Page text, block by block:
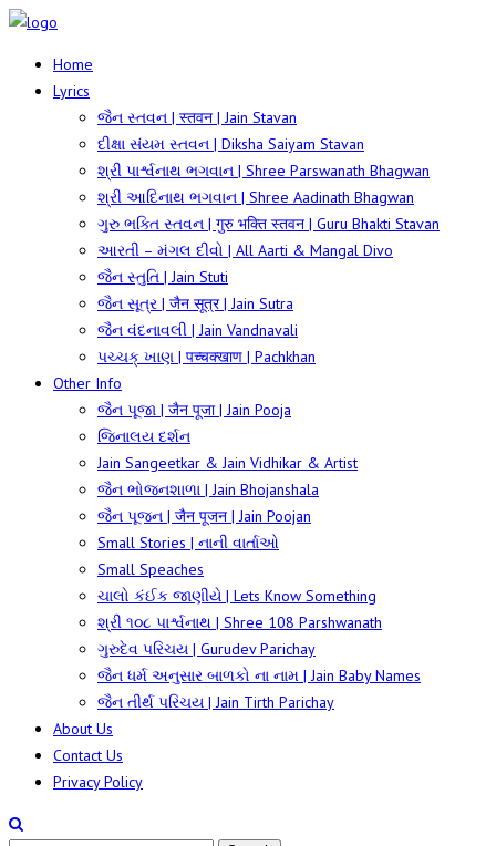
Home
Lyrics
જૈન સ્તવન | स्तवन | Jain Stavan
દીક્ષા સંયમ સ્તવન | Diksha Saiyam Stavan
શ્રી પાર્શ્વનાથ ભગવાન | Shree Parswanath Bhagwan
શ્રી આદિનાથ ભગવાન | Shree Aadinath Bhagwan
ગુરુ ભક્તિ સ્તવન | गुरु भक्ति स्तवन | Guru Bhakti Stavan
આરતી – મંગલ દીવો | All Aarti & Mangal Divo
જૈન સ્તુતિ | Jain Stuti
જૈન સૂત્ર | जैन सूत्र | Jain Sutra
જૈન વંદનાવલી | Jain Vandnavali
પચ્ચક્ ખાણ | पच्चक्खाण | Pachkhan
Other Info
જૈન પૂજા | जैन पूजा | Jain Pooja
જિનાલય દર્શન
Jain Sangeetkar & Jain Vidhikar & Artist
જૈન ભોજનશાળા | Jain Bhojanshala
જૈન પૂજન | जैन पूजन | Jain Poojan
Small Stories | નાની વાર્તાઓ
Small Speaches
ચાલો કંઈક જાણીયે | Lets Know Something
શ્રી ૧૦૮ પાર્શ્વનાથ | Shree 108 Parshwanath
ગુરુદેવ પરિચય | Gurudev Parichay
જૈન ધર્મ અનુસાર બાળકો ના નામ | Jain Baby Names
જૈન તીર્થ પરિચય | Jain Tirth Parichay
About Us
Contact Us
Privacy Policy